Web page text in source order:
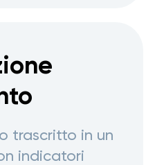
trascritto in un
indicatori